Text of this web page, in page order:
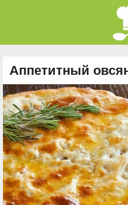
Аппетитный